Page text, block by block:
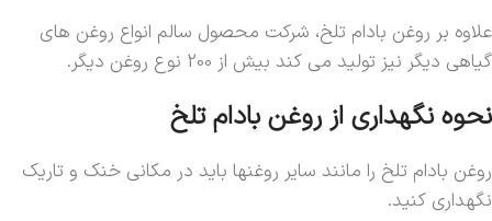
علاوه بر روغن بادام تلخ، شرکت محصول سالم انواع روغن های
گیاهی دیگر نیز تولید می کند بیش از 200 نوع روغن دیگر.
نحوه نگهداری از روغن بادام تلخ
روغن بادام تلخ را مانند سایر روغنها باید در مکانی خنک و تاریک
نگهداری کنید.